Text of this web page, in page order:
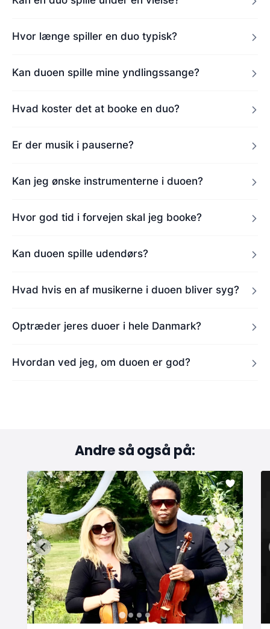
Hvor længe spiller en duo typisk?
Kan duoen spille mine yndlingssange?
Hvad koster det at booke en duo?
Er der musik i pauserne?
Kan jeg ønske instrumenterne i duoen?
Hvor god tid i forvejen skal jeg booke?
Kan duoen spille udendørs?
Hvad hvis en af musikerne i duoen bliver syg?
Optræder jeres duoer i hele Danmark?
Hvordan ved jeg, om duoen er god?
Andre så også på: